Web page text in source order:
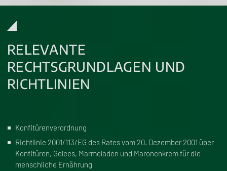
RELEVANTE
RECHTSGRUNDLAGEN UND
RICHTLINIEN
Konfitürenverordnung
Richtlinie 2001/113/EG des Rates vom 20. Dezember 2001 über
Konfitüren, Gelees, Marmeladen und Maronenkrem für die
menschliche Ernährung